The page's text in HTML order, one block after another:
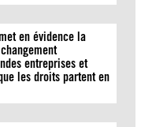
en évidence la
entreprises et
les droits partent en